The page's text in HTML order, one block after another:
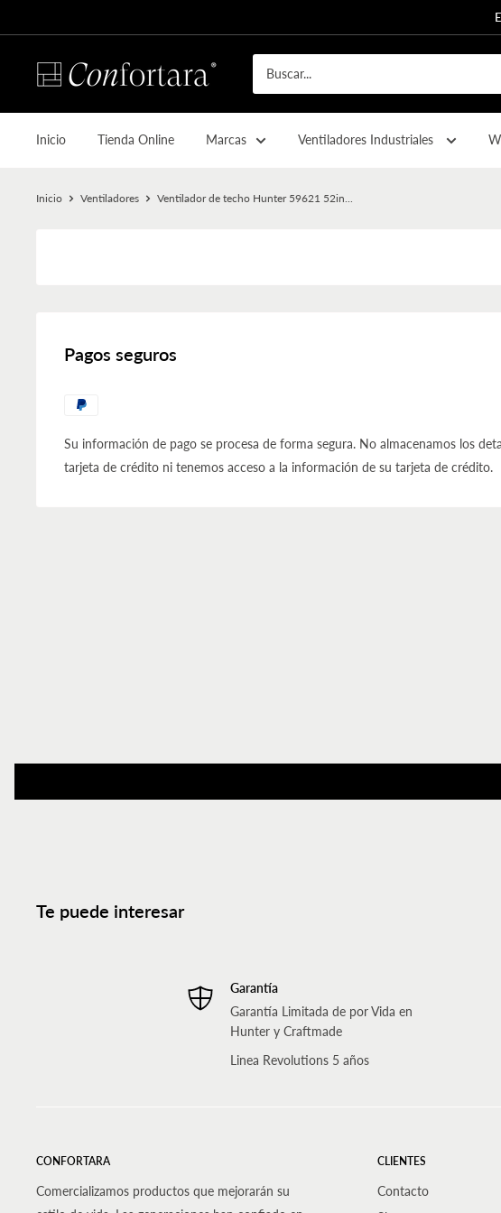
Inicio Tienda Online Marcas Ventiladores Industriales
Inicio Ventiladores Ventilador de techo Hunter 59621 52in...
Pagos seguros
Su información de pago se procesa de forma segura. No almacenamos los
tarjeta de crédito ni tenemos acceso a la información de su tarjeta de crédito.
Te puede interesar
Garantía
Garantía Limitada de por Vida en
Hunter y Craftmade
Linea Revolutions 5 años
CONFORTARA
Comercializamos productos que mejorarán su
CLIENTES
Contacto